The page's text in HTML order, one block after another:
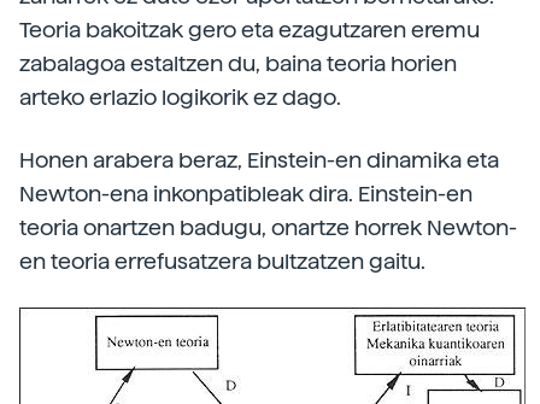
Teoria bakoitzak gero eta ezagutzaren eremu
zabalagoa estaltzen du, baina teoria horien
arteko erlazio logikorik ez dago.
Honen arabera beraz, Einstein-en dinamika eta
Newton-ena inkonpatibleak dira. Einstein-en
teoria onartzen badugu, onartze horrek Newton-
en teoria errefusatzera bultzatzen gaitu.